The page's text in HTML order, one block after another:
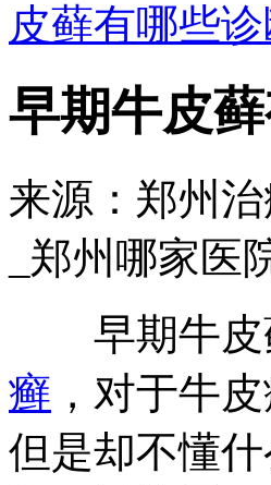
皮藓有哪些
早期牛皮
来源：郑州
_郑州哪家
早期牛皮
癣 ，对于牛
但是却不懂